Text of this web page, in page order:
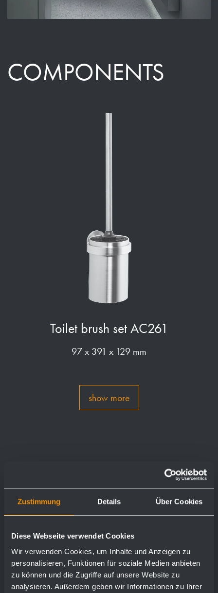
Zustimmung Details Über Cookies
Diese Webseite verwendet Cookies
Wir verwenden Cookies, um Inhalte und Anzeigen zu
personalisieren, Funktionen für soziale Medien anbieten
zu können und die Zugriffe auf unsere Website zu
analysieren. Außerdem geben wir Informationen zu Ihrer
COMPONENTS
Toilet brush set AC261
97 x 391 x 129 mm
show more